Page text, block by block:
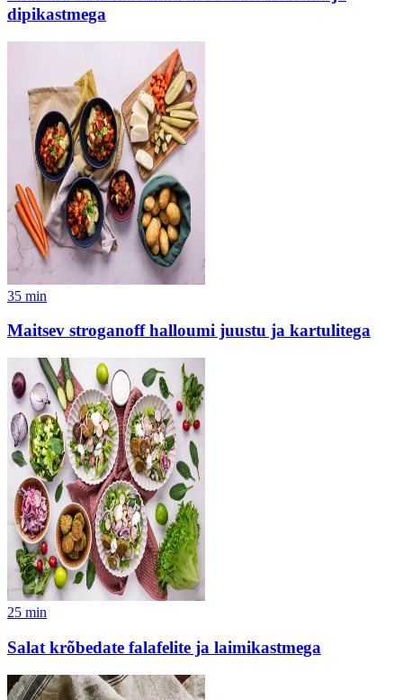
dipikastmega
35 min
Maitsev stroganoff halloumi juustu ja kartulitega
25 min
Salat krõbedate falafelite ja laimikastmega